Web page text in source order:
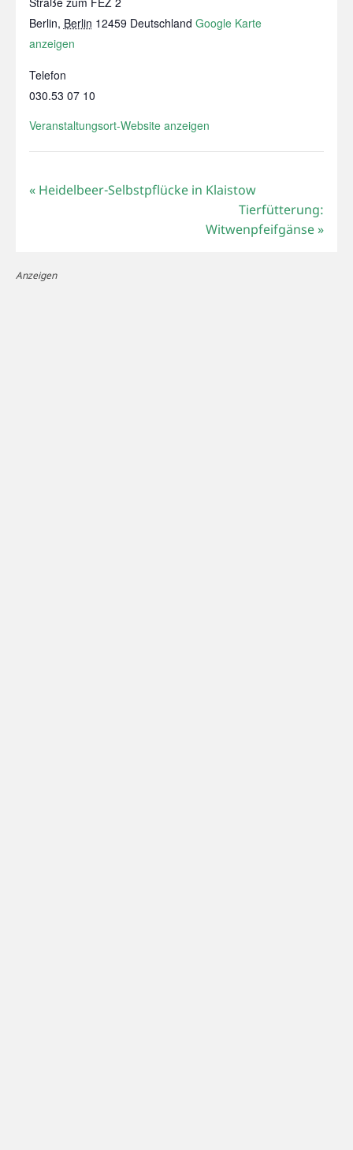
Berlin, Berlin 12459 Deutschland Google Karte
anzeigen
Telefon
030.53 07 10
Veranstaltungsort-Website anzeigen
«Heidelbeer-Selbstpflücke in Klaistow
Tierfütterung:
Witwenpfeifgänse»
Anzeigen